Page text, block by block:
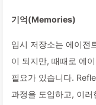
기억(Memories)
임시 저장소는 에이전
이 되지만, 때때로 에
필요가 있습니다.
과정을 도입하고, 이